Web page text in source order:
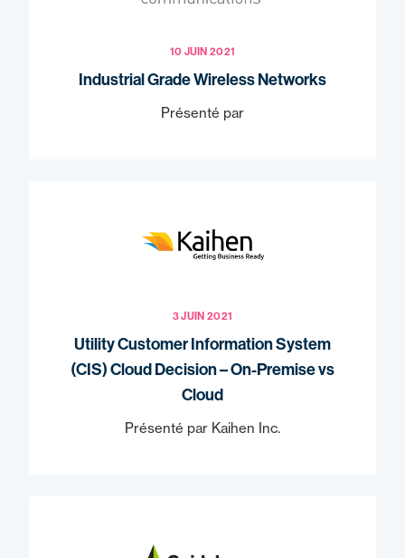
10 JUIN 2021
Industrial Grade Wireless Networks
Présenté par
3 JUIN 2021
Utility Customer Information System
(CIS) Cloud Decision – On-Premise vs
Cloud
Présenté par Kaihen Inc.